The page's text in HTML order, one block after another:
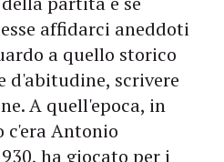
affidarci aneddoti
a quello storico
d'abitudine, scrivere
A quell'epoca, in
c'era Antonio
ha giocato per i